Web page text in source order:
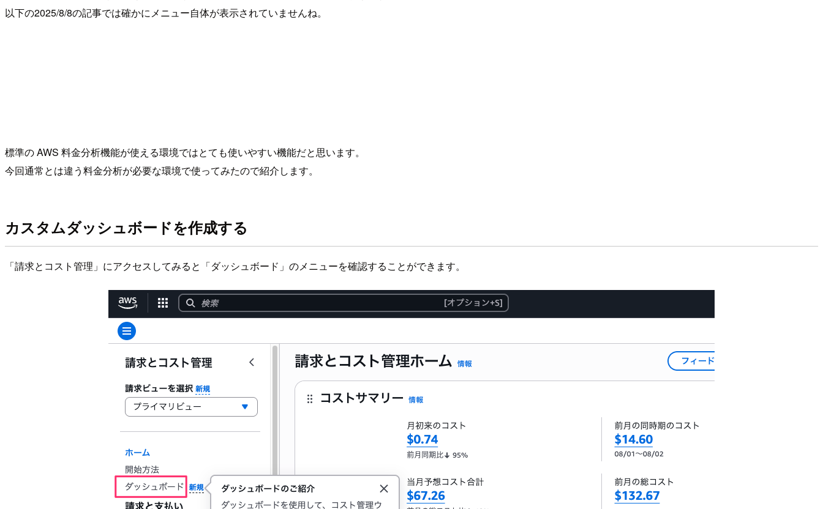
以下の2025/8/8の記事では確かにメニュー自体が表示されていませんね。
標準の AWS 料金分析機能が使える環境ではとても使いやすい機能だと思います。
今回通常とは違う料金分析が必要な環境で使ってみたので紹介します。
カスタムダッシュボードを作成する
「請求とコスト管理」にアクセスしてみると「ダッシュボード」のメニューを確認することができます。